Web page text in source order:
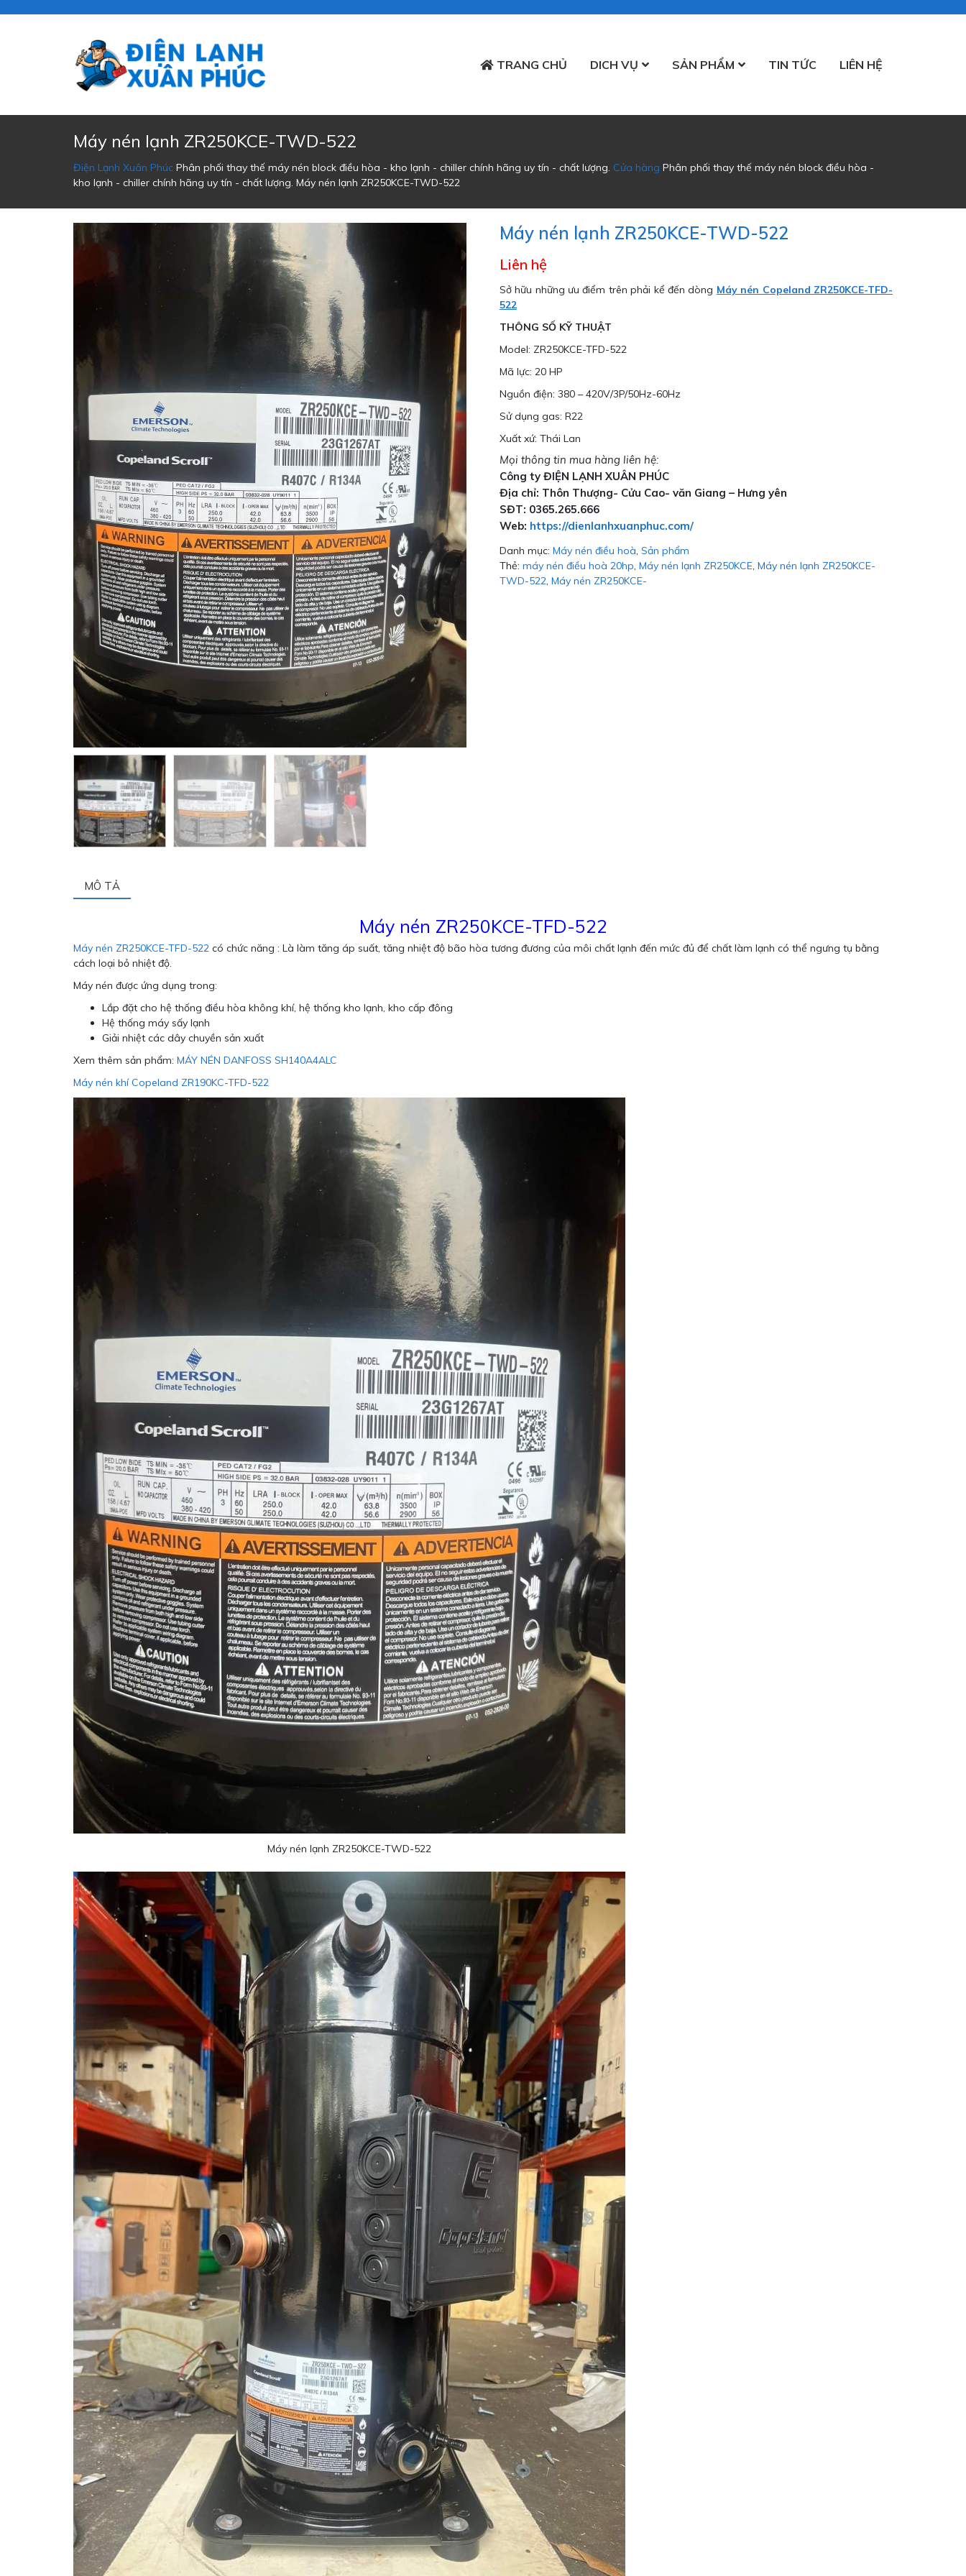
TRANG CHỦ DICH VỤ SẢN PHẨM TIN TỨC LIÊN HỆ
Máy nén lạnh ZR250KCE-TWD-522
Điện Lạnh Xuân Phúc Phân phối thay thế máy nén block điều hòa - kho lạnh - chiller chính hãng uy tín - chất lượng. Cửa hàng Phân phối thay thế máy nén block điều hòa -
kho lạnh - chiller chính hãng uy tín - chất lượng. Máy nén lạnh ZR250KCE-TWD-522
Máy nén lạnh ZR250KCE-TWD-522
Liên hệ
Sở hữu những ưu điểm trên phải kể đến dòng Máy nén Copeland ZR250KCE-TFD-
522
THÔNG SỐ KỸ THUẬT
Model: ZR250KCE-TFD-522
Mã lực: 20 HP
Nguồn điện: 380 – 420V/3P/50Hz-60Hz
Sử dụng gas: R22
Xuất xứ: Thái Lan
Mọi thông tin mua hàng liên hệ:
Công ty ĐIỆN LẠNH XUÂN PHÚC
Địa chỉ: Thôn Thượng- Cửu Cao- văn Giang – Hưng yên
SĐT: 0365.265.666
Web: https://dienlanhxuanphuc.com/
Danh mục: Máy nén điều hoà, Sản phẩm
Thẻ: máy nén điều hoà 20hp, Máy nén lạnh ZR250KCE, Máy nén lạnh ZR250KCE-
TWD-522, Máy nén ZR250KCE-
MÔ TẢ
Máy nén ZR250KCE-TFD-522
Máy nén ZR250KCE-TFD-522 có chức năng : Là làm tăng áp suất, tăng nhiệt độ bão hòa tương đương của môi chất lạnh đến mức đủ để chất làm lạnh có thể ngưng tụ bằng
cách loại bỏ nhiệt độ.
Máy nén được ứng dụng trong:
Lắp đặt cho hệ thống điều hòa không khí, hệ thống kho lạnh, kho cấp đông
Hệ thống máy sấy lạnh
Giải nhiệt các dây chuyền sản xuất
Xem thêm sản phẩm: MÁY NÉN DANFOSS SH140A4ALC
Máy nén khí Copeland ZR190KC-TFD-522
Máy nén lạnh ZR250KCE-TWD-522